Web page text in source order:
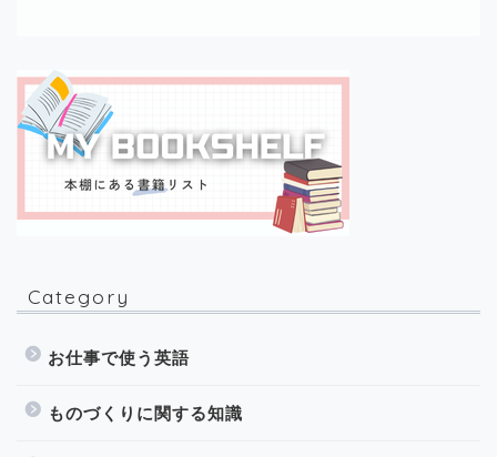
Category
お仕事で使う英語
ものづくりに関する知識